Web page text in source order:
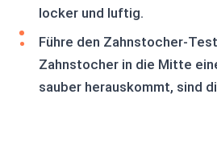
locker und luftig.
Führe den Zahnstocher-
Zahnstocher in die Mitte
sauber herauskommt, sind